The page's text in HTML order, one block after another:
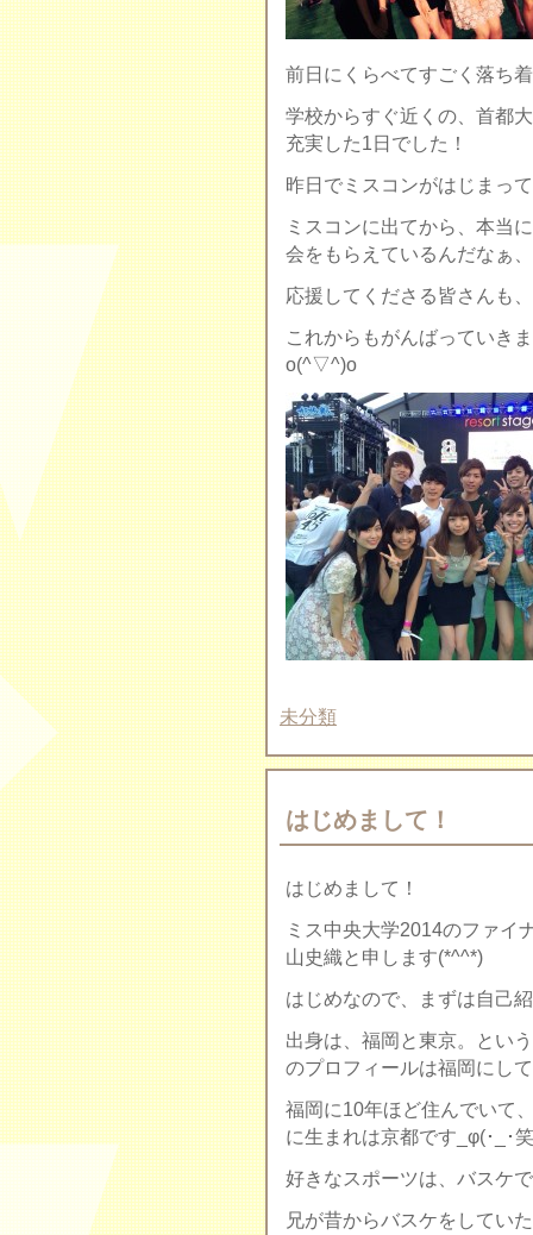
前日にくらべてすごく落ち
学校からすぐ近くの、首都
充実した1日でした！
昨日でミスコンがはじまっ
ミスコンに出てから、本当
会をもらえているんだなぁ
応援してくださる皆さんも
これからもがんばっていき
o(^▽^)o
未分類
はじめまして！
はじめまして！
ミス中央大学2014のファイ
山史織と申します(*^^*)
はじめなので、まずは自己
出身は、福岡と東京。とい
のプロフィールは福岡にし
福岡に10年ほど住んでいて
に生まれは京都です_φ(･_･
好きなスポーツは、バスケ
兄が昔からバスケをしてい